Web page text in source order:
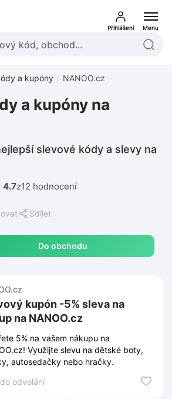
Přihlášení Menu
a kupóny NANOO.cz
Sdílet
Do obchodu
a kupóny na
slevové kódy a slevy na
4.7z12 hodnocení
kupón -5% sleva na
na NANOO.cz
5% na vašem nákupu na
Využijte slevu na dětské boty,
autosedačky nebo hračky.
odvolání